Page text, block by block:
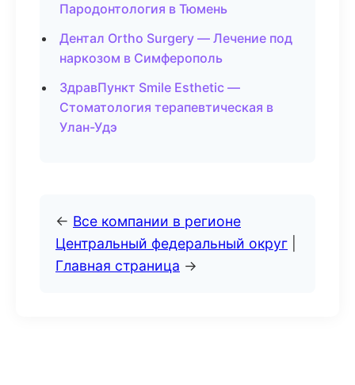
Пародонтология в Тюмень
Дентал Ortho Surgery — Лечение под
наркозом в Симферополь
ЗдравПункт Smile Esthetic —
Стоматология терапевтическая в
Улан-Удэ
← Все компании в регионе
Центральный федеральный округ
Главная страница →